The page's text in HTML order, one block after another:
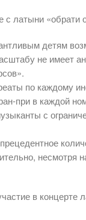
латыни «обрати
детям
не имеет
по каждому
при в каждой
с
несмотря
в